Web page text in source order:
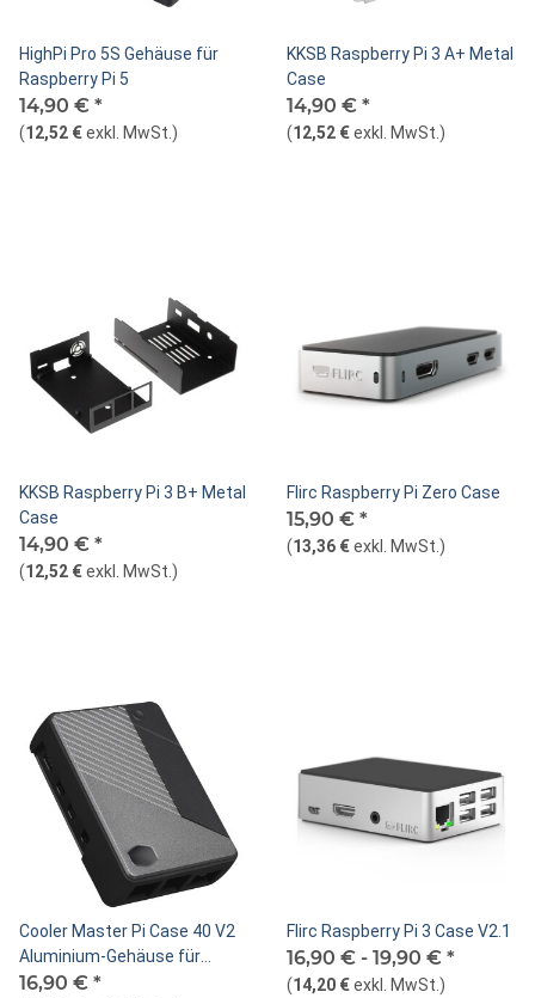
HighPi Pro 5S Gehäuse für
Raspberry Pi 5
14,90 € *
(12,52 €exkl. MwSt. )
KKSB Raspberry Pi 3 A+ Metal
Case
14,90 € *
(12,52 €exkl. MwSt. )
KKSB Raspberry Pi 3 B+ Metal
Case
14,90 € *
(12,52 €exkl. MwSt. )
Flirc Raspberry Pi Zero Case
15,90 € *
(13,36 €exkl. MwSt. )
Cooler Master Pi Case 40 V2
Aluminium-Gehäuse für
Raspberry Pi 4
16,90 € *
Flirc Raspberry Pi 3 Case V2.1
16,90 € - 19,90 € *
(14,20 €exkl. MwSt. )